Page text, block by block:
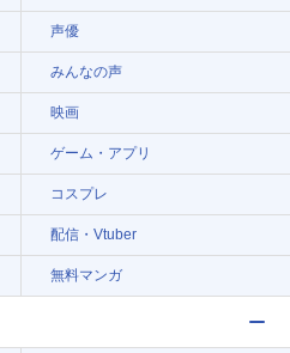
声優
みんなの声
映画
ゲーム・アプリ
コスプレ
配信・Vtuber
無料マンガ